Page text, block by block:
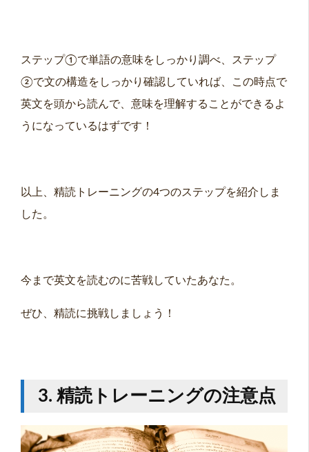
ステップ①で単語の意味をしっかり調べ、ステップ
②で文の構造をしっかり確認していれば、この時点で
英文を頭から読んで、意味を理解することができるよ
うになっているはずです！
以上、精読トレーニングの4つのステップを紹介しま
した。
今まで英文を読むのに苦戦していたあなた。
ぜひ、精読に挑戦しましょう！
3. 精読トレーニングの注意点